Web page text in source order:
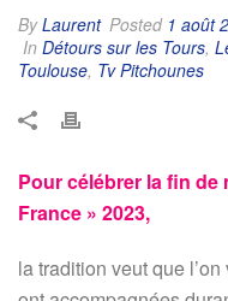
ByLaurent Posted 1 août
In Détours sur les Tours,
Toulouse, Tv Pitchounes
Pour célébrer la fin de
France » 2023,
la tradition veut que